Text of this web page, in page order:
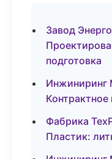
Завод
подготовка
Инжиниринг
Фабрика
Пластик: